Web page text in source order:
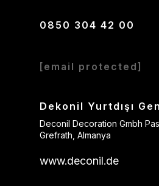
0850 304 42 00
[email protected]
Dekonil Yurtdışı
Deconil Decoration Gmbh
Grefrath, Almanya
www.deconil.de